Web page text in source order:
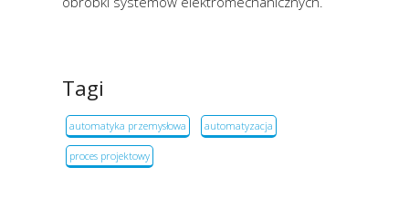
Tagi
automatyka przemysłowa automatyzacja
proces projektowy